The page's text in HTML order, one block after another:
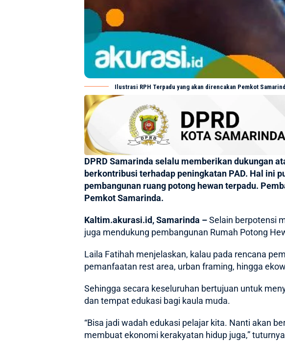
Ilustrasi RPH Terpadu yang akan direncakan Pemkot
DPRD Samarinda selalu memberikan dukungan
berkontribusi terhadap peningkatan PAD. Hal ini
pembangunan ruang potong hewan terpadu.
Pemkot Samarinda.
Kaltim.akurasi.id, Samarinda –Selain berpotensi
juga mendukung pembangunan Rumah Potong
Laila Fatihah menjelaskan, kalau pada rencana
pemanfaatan rest area, urban framing, hingga
Sehingga secara keseluruhan bertujuan untuk
dan tempat edukasi bagi kaula muda.
“Bisa jadi wadah edukasi pelajar kita. Nanti akan
membuat ekonomi kerakyatan hidup juga,”